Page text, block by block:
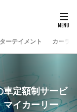
ーテイメント カーラ
車定額制サービ
マイカーリー